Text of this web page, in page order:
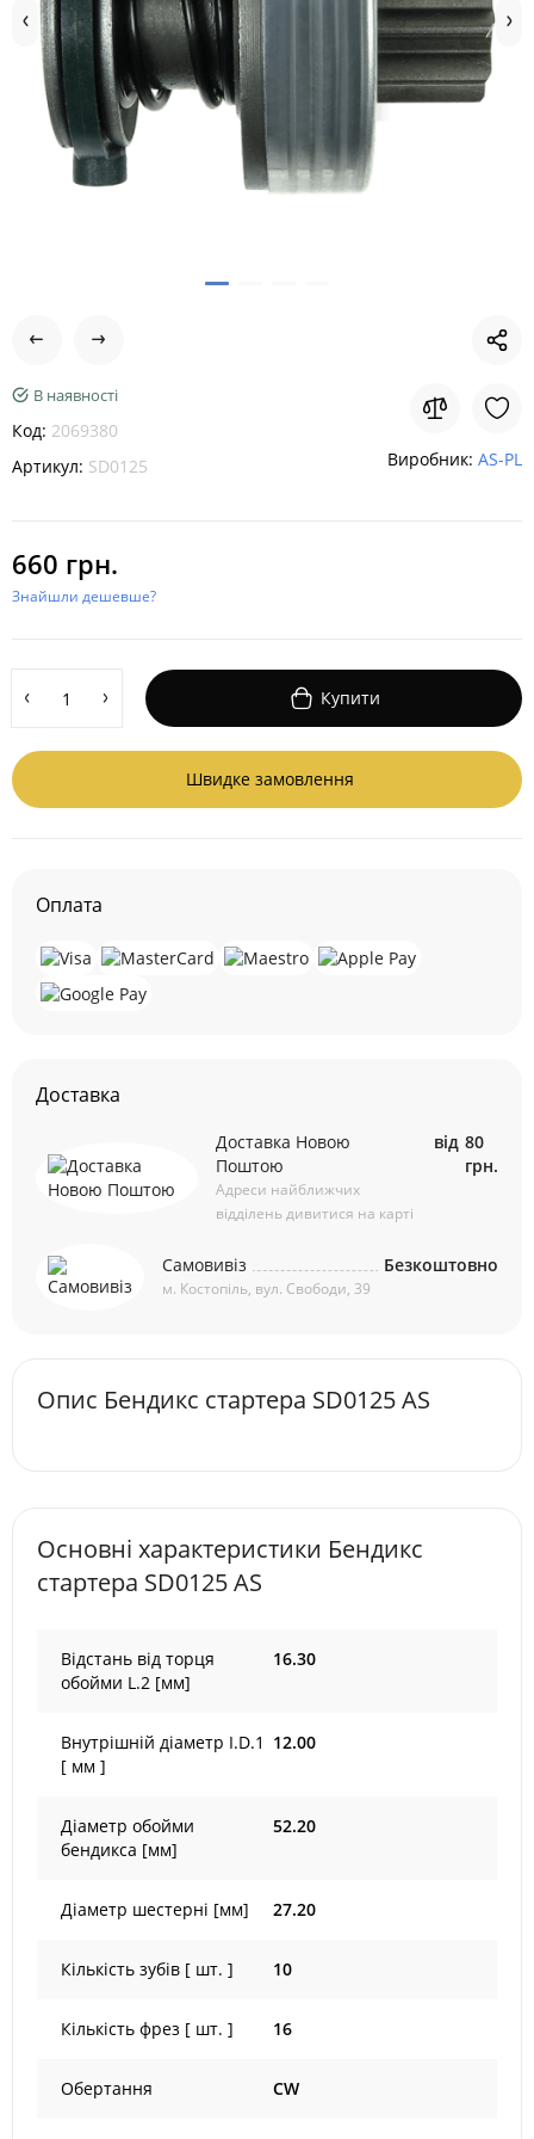
В наявності
Код: 2069380
Артикул: SD0125 Виробник: AS-PL
660 грн.
Знайшли дешевше?
Купити
Швидке замовлення
Оплата
Доставка
Доставка Новою
Поштою
Адреси найближчих
відділень дивитися на карті
від 80
грн.
Самовивіз
м. Костопіль, вул. Свободи, 39
Безкоштовно
Опис Бендикс стартера SD0125 AS
Основні характеристики Бендикс
стартера SD0125 AS
Відстань від торця
обойми L.2 [мм]
16.30
Внутрішній діаметр I.D.1
[ мм ]
12.00
Діаметр обойми
бендикса [мм]
52.20
Діаметр шестерні [мм] 27.20
Кількість зубів [ шт. ] 10
Кількість фрез [ шт. ] 16
Обертання CW